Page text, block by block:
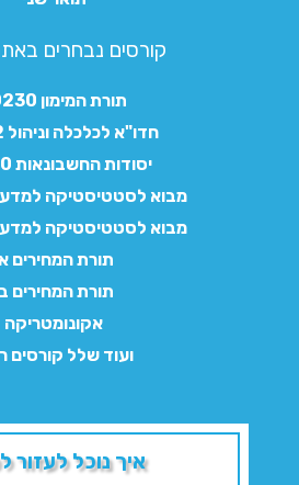
קורסים נבחרים
תורת המימון 10230
חדו"א לכלכלה וניהול 10142
יסודות החשבונאות 10280
מבוא לסטטיסטיקה
מבוא לסטטיסטיקה
תורת המחירים
תורת המחירים
אקונומטריקה
ועוד שלל קורסים
איך נוכל לעזור